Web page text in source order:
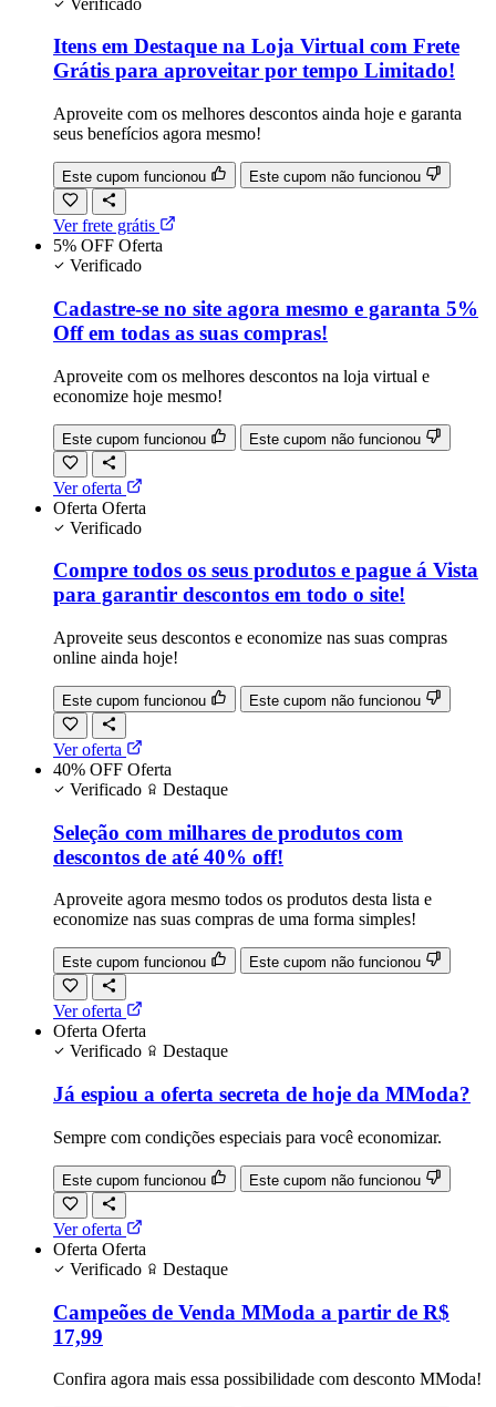
Itens em Destaque na Loja Virtual com Frete
Grátis para aproveitar por tempo Limitado!
Aproveite com os melhores descontos ainda hoje e garanta
seus benefícios agora mesmo!
Este cupom funcionou Este cupom não funcionou
Ver frete grátis
5% OFF Oferta
Verificado
Cadastre-se no site agora mesmo e garanta 5%
Off em todas as suas compras!
Aproveite com os melhores descontos na loja virtual e
economize hoje mesmo!
Este cupom funcionou Este cupom não funcionou
Ver oferta
Oferta Oferta
Verificado
Compre todos os seus produtos e pague á Vista
para garantir descontos em todo o site!
Aproveite seus descontos e economize nas suas compras
online ainda hoje!
Este cupom funcionou Este cupom não funcionou
Ver oferta
40% OFF Oferta
Verificado
Destaque
Seleção com milhares de produtos com
descontos de até 40% off!
Aproveite agora mesmo todos os produtos desta lista e
economize nas suas compras de uma forma simples!
Este cupom funcionou Este cupom não funcionou
Ver oferta
Oferta Oferta
Verificado
Destaque
Já espiou a oferta secreta de hoje da MModa?
Sempre com condições especiais para você economizar.
Este cupom funcionou Este cupom não funcionou
Ver oferta
Oferta Oferta
Verificado
Destaque
Campeões de Venda MModa a partir de R$
17,99
Confira agora mais essa possibilidade com desconto MModa!